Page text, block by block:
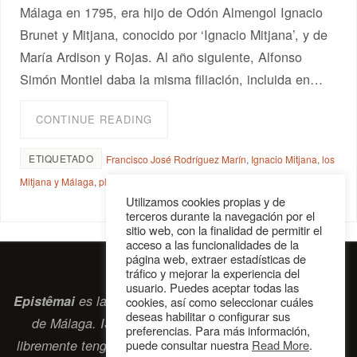
Málaga en 1795, era hijo de Odón Almengol Ignacio
Brunet y Mitjana, conocido por ‘Ignacio Mitjana’, y de
María Ardison y Rojas. Al año siguiente, Alfonso
Simón Montiel daba la misma filiación, incluida en…
CONTINUE READING
ETIQUETADO Francisco José Rodríguez Marín, Ignacio Mitjana,los
Mitjana y Málaga,planos de Ignacio Mitjana
Epistêmaies la revista digital de la Sociedad Erasmiana
de Málaga. ISSN 2697-2468. Bienvenidos cuantos
libremente tengan algo que intercambiar navegando por
Utilizamos cookies propias y de
terceros durante la navegación por el
sitio web, con la finalidad de permitir el
acceso a las funcionalidades de la
página web, extraer estadísticas de
tráfico y mejorar la experiencia del
usuario. Puedes aceptar todas las
cookies, así como seleccionar cuáles
deseas habilitar o configurar sus
preferencias. Para más información,
puede consultar nuestra Read More.